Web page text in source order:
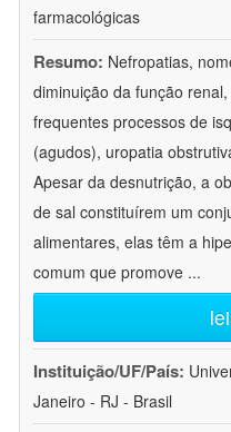
farmacológicas
Resumo: Nefropatias,
diminuição da função
frequentes processos de
(agudos), uropatia
Apesar da desnutrição, a
de sal constituírem um
alimentares, elas têm a
comum que promove ...
Instituição/UF/País:
Janeiro - RJ - Brasil